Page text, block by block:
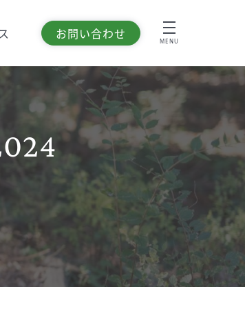
お問い合わせ MENU